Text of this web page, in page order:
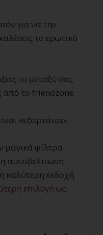
για να την
το ερωτικό
το μεταξύ σας
από το friendzone;
«εξαρτάται».
μαγικά φίλτρα.
αυτοβελτίωση
καλύτερη εκδοχή
επιλογή ως